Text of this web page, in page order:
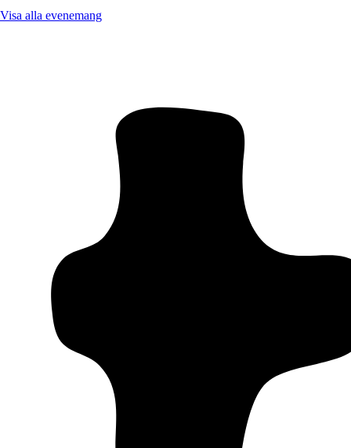
Visa alla evenemang